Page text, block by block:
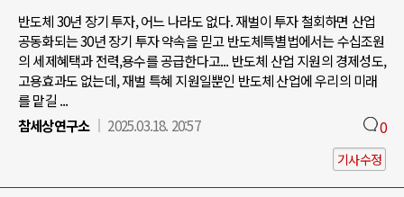
반도체 30년 장기 투자, 어느 나라도 없다. 재벌이 투자 철회하면 산업
공동화되는 30년 장기 투자 약속을 믿고 반도체특별법에서는 수십조원
의 세제혜택과 전력,용수를 공급한다고... 반도체 산업 지원의 경제성도,
고용효과도 없는데, 재벌 특혜 지원일뿐인 반도체 산업에 우리의 미래
를 맡길 ...
참세상연구소
2025.03.18. 20:57 0
기사수정